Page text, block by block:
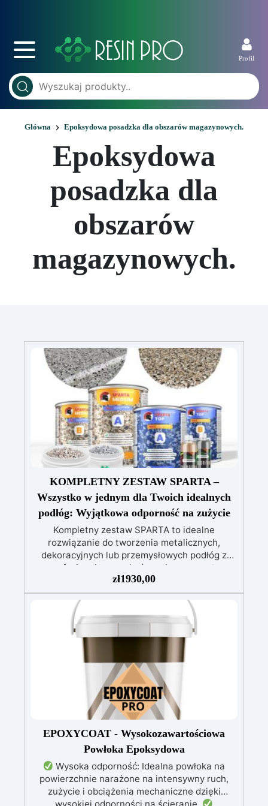
Profil
Główna Epoksydowa posadzka dla obszarów magazynowych.
Epoksydowa
posadzka dla
obszarów
magazynowych.
KOMPLETNY ZESTAW SPARTA –
Wszystko w jednym dla Twoich idealnych
podłóg: Wyjątkowa odporność na zużycie
Kompletny zestaw SPARTA to idealne
rozwiązanie do tworzenia metalicznych,
dekoracyjnych lub przemysłowych podłóg z
profesjonalnym wykończeniem w prosty
sposób. Zestaw został zaprojektowany tak, aby
spełniać wszystkie potrzeby i zawiera
wszystkie niezbędne produkty do
przygotowania, dekoracji i ochrony powierzchni
– zarówno w przestrzeniach mieszkalnych,
komercyjnych, jak i przemysłowych. W zestawie
znajduje się lakier o zawartości 98% substancji
stałych, co jest wyjątkowo wysokim
wskaźnikiem i charakterystycznym dla
produktów premium lub wysokowydajnych. Dla
porównania, standardowe farby i powłoki
zwykle zawierają od 30% do 70% substancji
stałych.
zł1930,00
EPOXYCOAT - Wysokozawartościowa
Powłoka Epoksydowa
Wysoka odporność: Idealna powłoka na
powierzchnie narażone na intensywny ruch,
zużycie i obciążenia mechaniczne dzięki